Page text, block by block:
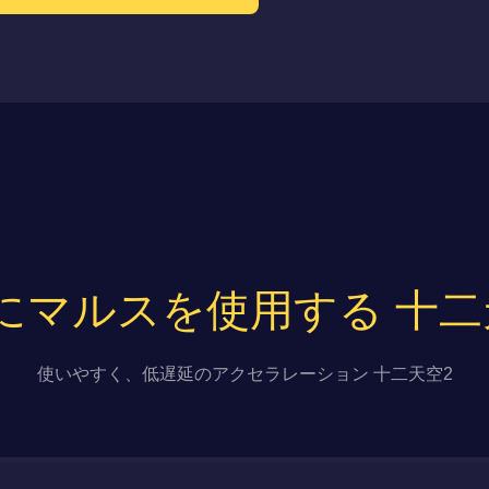
マルスを使用する 十
使いやすく、低遅延のアクセラレーション 十二天空2